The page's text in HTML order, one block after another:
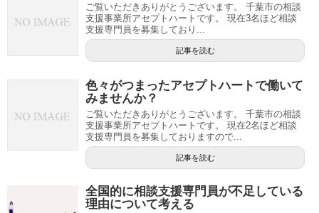
ご覧いただきありがとうございます。 千葉市の相談
支援事業所アセプトハートです。 現在3名ほど相談
支援専門員を募集しており...
記事を読む
色々がつまったアセプトハートで働いて
みませんか？
ご覧いただきありがとうございます。 千葉市の相談
支援事業所アセプトハートです。 現在2名ほど相談
支援専門員を募集しておりますので...
記事を読む
全国的に相談支援専門員が不足している
理由について考える